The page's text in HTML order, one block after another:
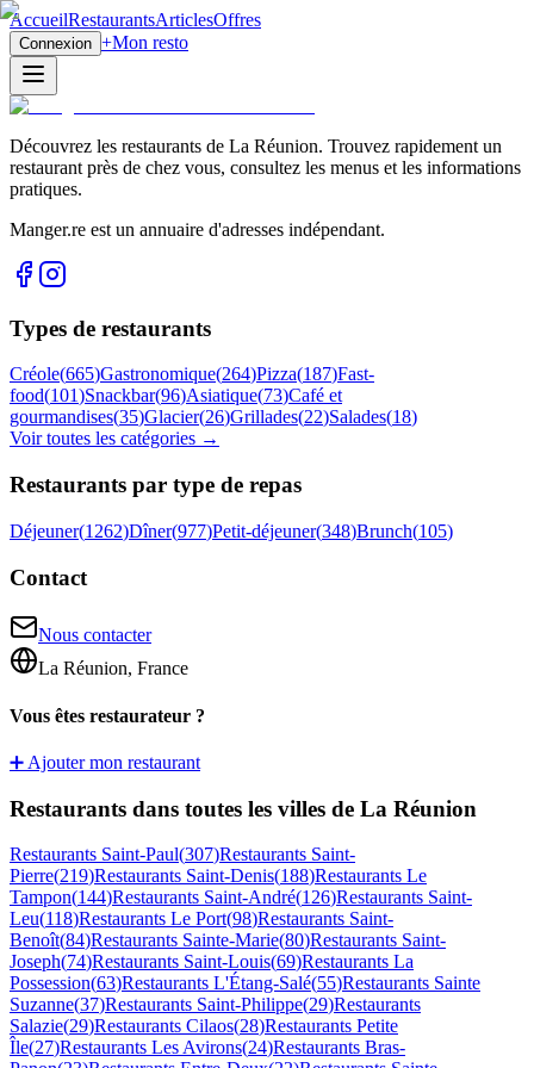
AccueilRestaurantsArticlesOffres
Connexion +Mon resto
Découvrez les restaurants de La Réunion. Trouvez rapidement un
restaurant près de chez vous, consultez les menus et les informations
pratiques.
Manger.re est un annuaire d'adresses indépendant.
Types de restaurants
Créole(665)Gastronomique(264)Pizza(187)Fast-
food(101)Snackbar(96)Asiatique(73)Café et
gourmandises(35)Glacier(26)Grillades(22)Salades(18)
Voir toutes les catégories →
Restaurants par type de repas
Déjeuner(1262)Dîner(977)Petit-déjeuner(348)Brunch(105)
Contact
Nous contacter
La Réunion, France
Vous êtes restaurateur ?
➕ Ajouter mon restaurant
Restaurants dans toutes les villes de La Réunion
Restaurants Saint-Paul(307)Restaurants Saint-
Pierre(219)Restaurants Saint-Denis(188)Restaurants Le
Tampon(144)Restaurants Saint-André(126)Restaurants Saint-
Leu(118)Restaurants Le Port(98)Restaurants Saint-
Benoît(84)Restaurants Sainte-Marie(80)Restaurants Saint-
Joseph(74)Restaurants Saint-Louis(69)Restaurants La
Possession(63)Restaurants L'Étang-Salé(55)Restaurants Sainte
Suzanne(37)Restaurants Saint-Philippe(29)Restaurants
Salazie(29)Restaurants Cilaos(28)Restaurants Petite
Île(27)Restaurants Les Avirons(24)Restaurants Bras-